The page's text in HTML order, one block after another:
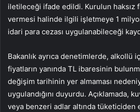
iletileceği ifade edildi. Kurulun haksız
vermesi halinde ilgili işletmeye 1
idari para cezası uygulanabileceği
Bakanlık ayrıca denetimlerde, alkollü
fiyatların yanında TL ibaresinin
değişim tarihinin yer almaması
uygulandığını duyurdu. Açıklamada,
veya benzeri adlar altında tüketiciden